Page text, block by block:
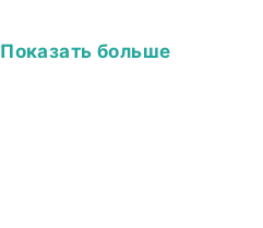
дерево, краска
Показать больше